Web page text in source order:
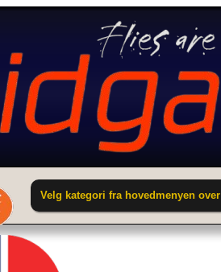
Velg kategori fra hovedmenyen over